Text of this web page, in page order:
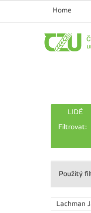
Home
LIDÉ
Filtrovat:
Použitý
Lachman